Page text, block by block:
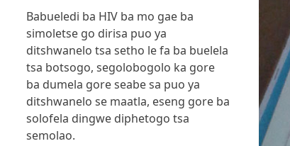
Babueledi ba HIV ba mo gae ba
simoletse go dirisa puo ya
ditshwanelo tsa setho le fa ba buelela
tsa botsogo, segolobogolo ka gore
ba dumela gore seabe sa puo ya
ditshwanelo se maatla, eseng gore ba
solofela dingwe diphetogo tsa
semolao.